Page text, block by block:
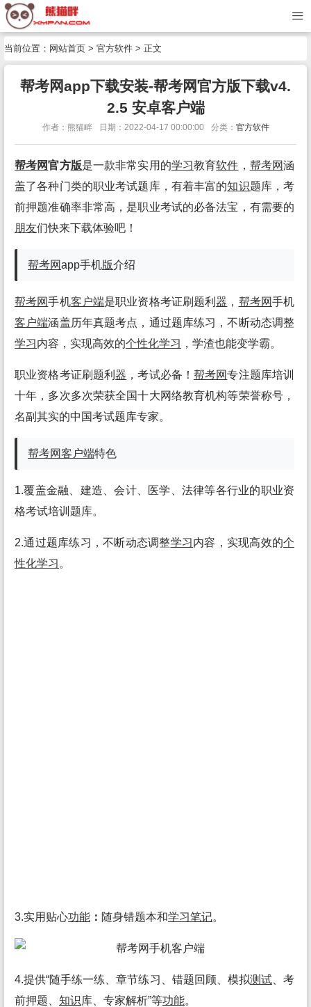
当前位置： 网站首页 > 官方软件 > 正文
帮考网app下载安装-帮考网官方版下载v4.
2.5 安卓客户端
作者：熊猫畔 日期：2022-04-17 00:00:00 分类： 官方软件
帮考网官方版是一款非常实用的学习教育软件 ， 帮考网涵
盖了各种门类的职业考试题库，有着丰富的知识题库，考
前押题准确率非常高，是职业考试的必备法宝，有需要的
朋友们快来下载体验吧！
帮考网app手机版介绍
帮考网手机客户端是职业资格考证刷题利器 ， 帮考网手机
客户端涵盖历年真题考点，通过题库练习，不断动态调整
学习内容，实现高效的个性化学习 ，学渣也能变学霸。
职业资格考证刷题利器 ，考试必备！ 帮考网专注题库培训
十年，多次多次荣获全国十大网络教育机构等荣誉称号，
名副其实的中国考试题库专家。
帮考网客户端特色
1.覆盖金融、建造、会计、医学、法律等各行业的职业资
格考试培训题库。
2.通过题库练习，不断动态调整学习内容，实现高效的个
性化学习 。
3.实用贴心功能 ： 随身错题本和学习笔记。
4.提供“随手练一练、章节练习、错题回顾、模拟测试、考
前押题、 知识库、专家解析”等功能。